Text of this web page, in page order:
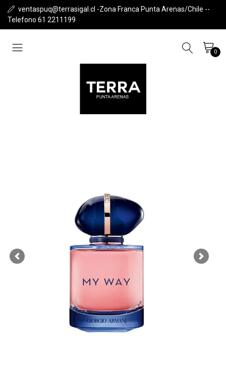
ventaspuq@terrasigal.cl -Zona Franca Punta Arenas/Chile --
Telefono 61 2211199
0
Previous Next